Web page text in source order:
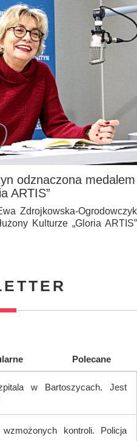
odznaczona medalem
ARTIS”
Zdrojkowska-Ogrodowczyk
Kulturze „Gloria ARTIS”
Polecane
w Bartoszycach. Jest
kontroli. Policja